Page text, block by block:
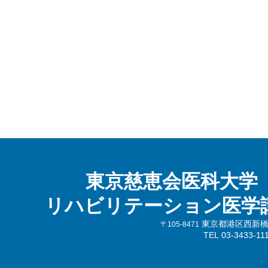
東京慈恵会医科大学
リハビリテーション医学
〒105-8471
東京都港区西新
TEL 03-3433-